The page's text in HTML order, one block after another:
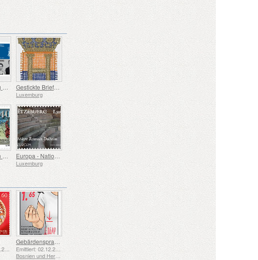
25. Jahrestag Seiner Königlichen Hoheit des Großherzogs Gestickte Briefmarke – Heinrichs Thronbesteigung
Luxemburg
Gedenken an Pater Bettendorff Europa - Nationale Archäologische Entdeckungen
Luxemburg
Gebärdensprache - Gut
Emittiert: 02.12.2025
Bosnien und Herzegowina - Republik Srpska